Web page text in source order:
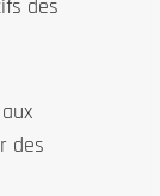
des
des